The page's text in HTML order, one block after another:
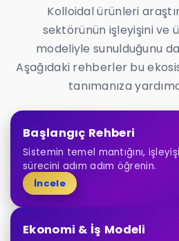
Kolloidal ürünleri
sektörünün işleyişini ve
modeliyle sunulduğunu
Aşağıdaki rehberler bu
tanımanıza
Başlangıç Rehberi
Sistemin temel mantığını,
sürecini adım adım öğrenin.
İncele
Ekonomi & İş Modeli